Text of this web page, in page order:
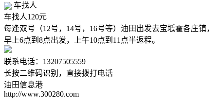
车找人
车找人120元
每逢双号（12号，14号，16号等）油田出发去宝坻霍各庄镇，
早上6点到8点出发，上午10点到11点半返程。
联系电话：13207505559
长按二维码识别，直接拨打电话
油田信息港
http://www.300280.com